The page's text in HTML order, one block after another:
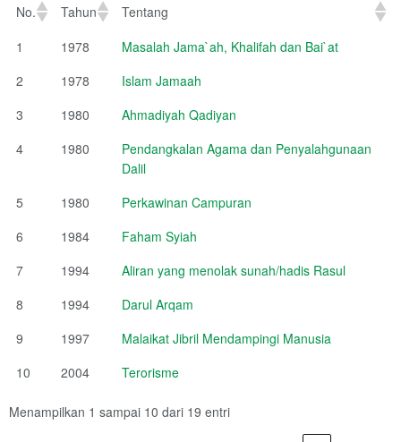
No. Tahun
Tentang
1
1978
Masalah Jama`ah, Khalifah dan Bai`at
2
1978
Islam Jamaah
3
1980
Ahmadiyah Qadiyan
4
1980
Pendangkalan Agama dan Penyalahgunaan
Dalil
5
1980
Perkawinan Campuran
6
1984
Faham Syiah
7
1994
Aliran yang menolak sunah/hadis Rasul
8
1994
Darul Arqam
9
1997
Malaikat Jibril Mendampingi Manusia
10
2004 Terorisme
Menampilkan 1 sampai 10 dari 19 entri